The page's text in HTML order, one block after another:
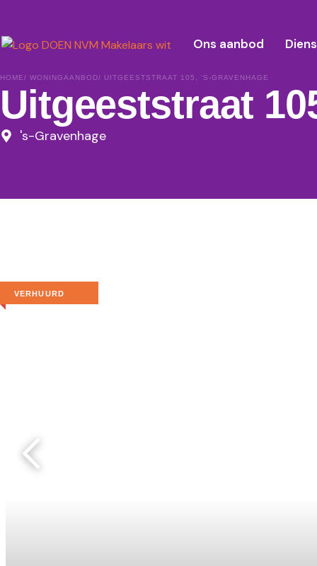
Ons aanbod
HOME/ WONINGAANBOD/ UITGEESTSTRAAT 105, ‘S-GRAVENHAGE
Uitgeeststraat
's-Gravenhage
VERHUURD